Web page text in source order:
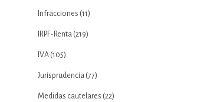
Infracciones (11)
IRPF-Renta(219)
IVA(105)
Jurisprudencia(77)
Medidas cautelares (22)